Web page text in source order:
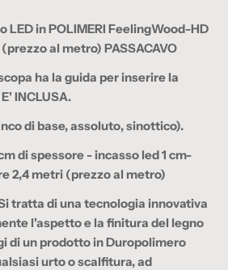
LED in POLIMERI FeelingWood-HD
al metro) PASSACAVO
ha la guida per inserire la
INCLUSA.
di base, assoluto, sinottico).
di spessore - incasso led 1 cm-
2,4 metri (prezzo al metro)
tratta di una tecnologia innovativa
l'aspetto e la finitura del legno
di un prodotto in Duropolimero
urto o scalfitura, ad